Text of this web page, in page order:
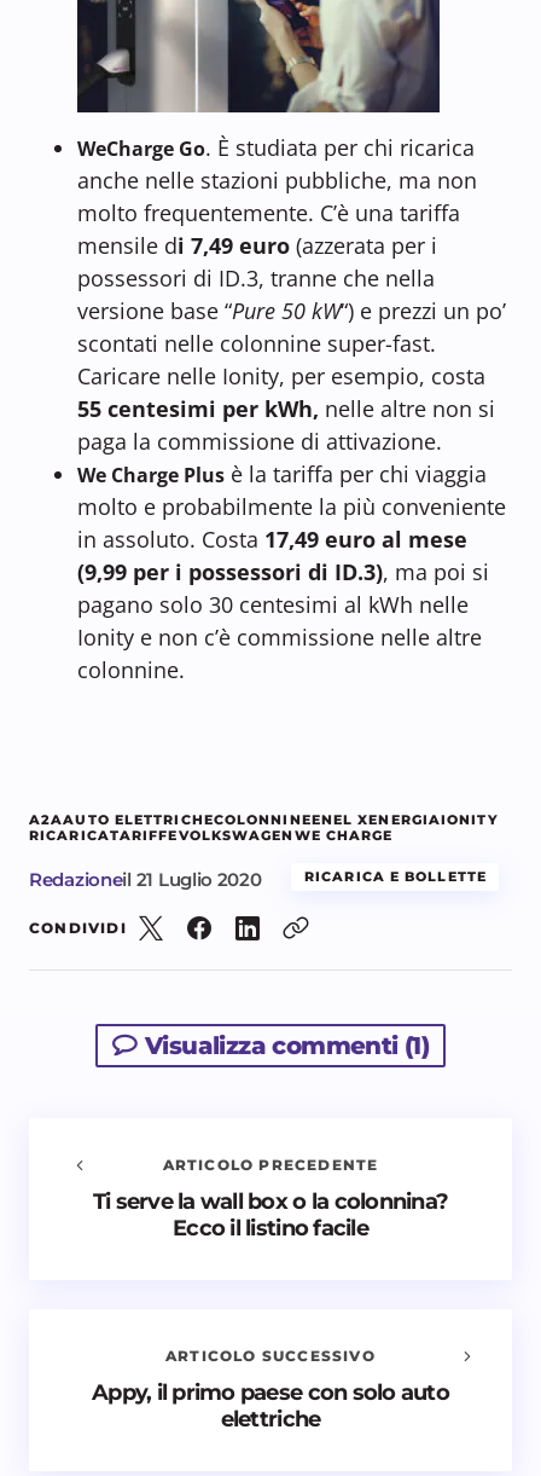
WeCharge Go. È studiata per chi ricarica
anche nelle stazioni pubbliche, ma non
molto frequentemente. C’è una tariffa
mensile di 7,49 euro (azzerata per i
possessori di ID.3, tranne che nella
versione base “Pure 50 kW“) e prezzi un po’
scontati nelle colonnine super-fast.
Caricare nelle Ionity, per esempio, costa
55 centesimi per kWh, nelle altre non si
paga la commissione di attivazione.
We Charge Plus è la tariffa per chi viaggia
molto e probabilmente la più conveniente
in assoluto. Costa 17,49 euro al mese
(9,99 per i possessori di ID.3), ma poi si
pagano solo 30 centesimi al kWh nelle
Ionity e non c’è commissione nelle altre
colonnine.
A2AAUTO ELETTRICHECOLONNINEENEL XENERGIAIONITY
RICARICATARIFFEVOLKSWAGEN WE CHARGE
Redazioneil 21 Luglio 2020 RICARICA E BOLLETTE
CONDIVIDI
Visualizza commenti (1)
Avvisami quando vengono aggiunti nuovi
ARTICOLO PRECEDENTE
Ti serve la wall box o la colonnina?
Ecco il listino facile
ARTICOLO SUCCESSIVO
Appy, il primo paese con solo auto
elettriche